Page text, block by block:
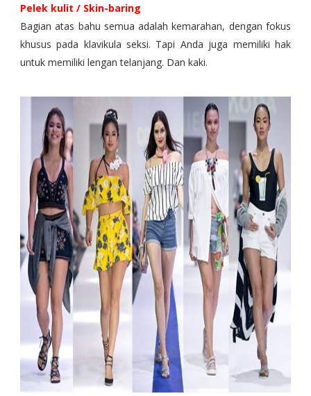
Pelek kulit / Skin-baring
Bagian atas bahu semua adalah kemarahan, dengan fokus
khusus pada klavikula seksi. Tapi Anda juga memiliki hak
untuk memiliki lengan telanjang. Dan kaki.